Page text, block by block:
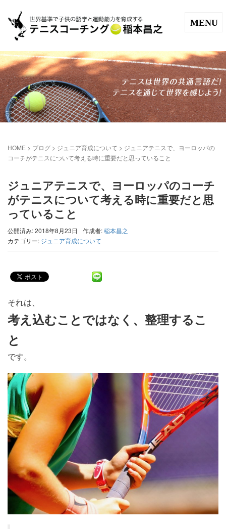
MENU
HOME > ブログ > ジュニア育成について > ジュニアテニスで、ヨーロッパの
コーチがテニスについて考える時に重要だと思っていること
ジュニアテニスで、ヨーロッパのコーチ
がテニスについて考える時に重要だと思
っていること
公開済み: 2018年8月23日 作成者:稲本昌之
カテゴリー: ジュニア育成について
それは、
考え込むことではなく、整理するこ
と
です。